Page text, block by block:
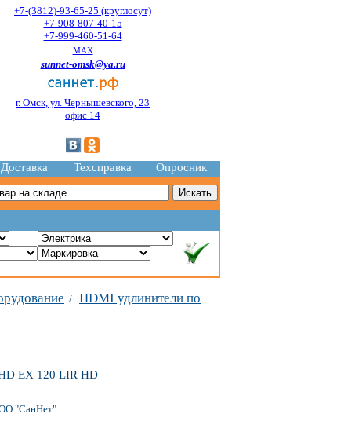
+7-(3812)-93-65-25 (круглосут)
+7-908-807-40-15
+7-999-460-51-64
MAX
sunnet-omsk@ya.ru
г. Омск, ул. Чернышевского, 23
офис 14
Доставка Техсправка Опросник
/ HDMI удлинители по
EX 120 LIR HD
"СанНет"